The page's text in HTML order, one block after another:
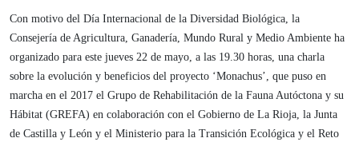
Con motivo del Día Internacional de la Diversidad Biológica, la
Consejería de Agricultura, Ganadería, Mundo Rural y Medio Ambiente ha
organizado para este jueves 22 de mayo, a las 19.30 horas, una charla
sobre la evolución y beneficios del proyecto ‘Monachus’, que puso en
marcha en el 2017 el Grupo de Rehabilitación de la Fauna Autóctona y su
Hábitat (GREFA) en colaboración con el Gobierno de La Rioja, la Junta
de Castilla y León y el Ministerio para la Transición Ecológica y el Reto